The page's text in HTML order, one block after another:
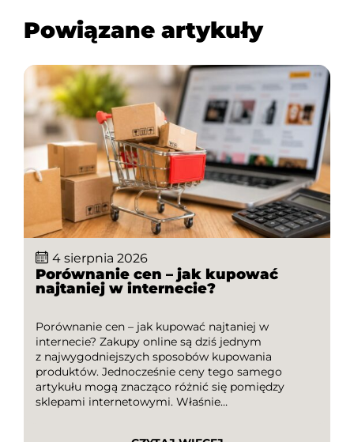
Powiązane artykuły
4 sierpnia 2026
Porównanie cen – jak kupować
najtaniej w internecie?
Porównanie cen – jak kupować najtaniej w
internecie? Zakupy online są dziś jednym
z najwygodniejszych sposobów kupowania
produktów. Jednocześnie ceny tego samego
artykułu mogą znacząco różnić się pomiędzy
sklepami internetowymi. Właśnie